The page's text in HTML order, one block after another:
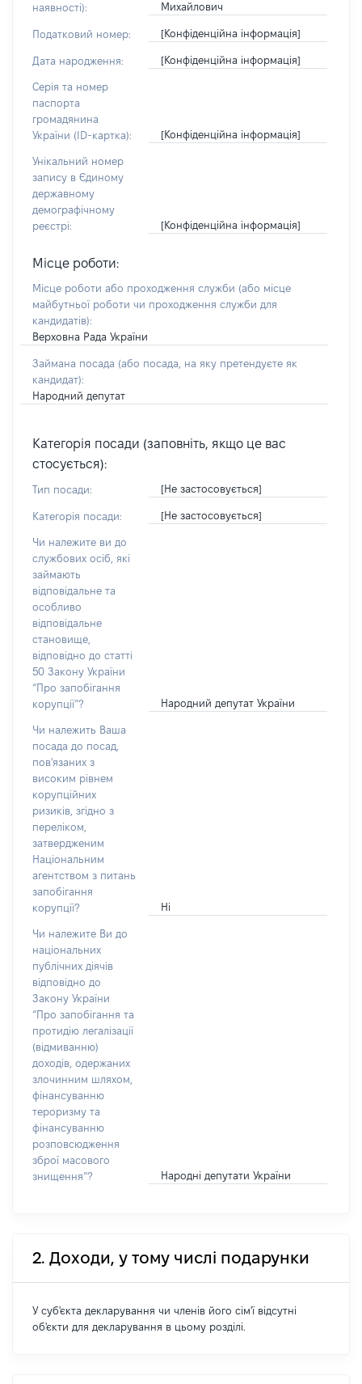
наявності):
Михайлович
Податковий номер: [Конфіденційна інформація]
Дата народження: [Конфіденційна інформація]
Серія та номер
паспорта
громадянина
України (ID-картка):
[Конфіденційна інформація]
Унікальний номер
запису в Єдиному
державному
демографічному
реєстрі:
[Конфіденційна інформація]
Місце роботи:
Місце роботи або проходження служби (або місце
майбутньої роботи чи проходження служби для
кандидатів):
Верховна Рада України
Займана посада (або посада, на яку претендуєте як
кандидат):
Народний депутат
Категорія посади (заповніть, якщо це вас
стосується):
Тип посади: [Не застосовується]
Категорія посади: [Не застосовується]
Чи належите ви до
службових осіб, які
займають
відповідальне та
особливо
відповідальне
становище,
відповідно до статті
50 Закону України
“Про запобігання
корупції”?
Народний депутат України
Чи належить Ваша
посада до посад,
пов'язаних з
високим рівнем
корупційних
ризиків, згідно з
переліком,
затвердженим
Національним
агентством з питань
запобігання
корупції?
Ні
Чи належите Ви до
національних
публічних діячів
відповідно до
Закону України
“Про запобігання та
протидію легалізації
(відмиванню)
доходів, одержаних
злочинним шляхом,
фінансуванню
тероризму та
фінансуванню
розповсюдження
зброї масового
знищення”?
Народні депутати України
2. Доходи, у тому числі подарунки
У суб'єкта декларування чи членів його сім'ї відсутні
об'єкти для декларування в цьому розділі.